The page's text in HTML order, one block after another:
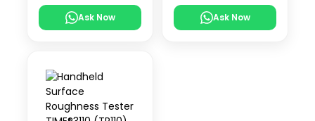
Ask Now Ask Now